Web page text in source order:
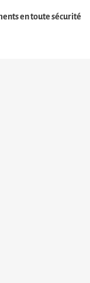
en toute sécurité